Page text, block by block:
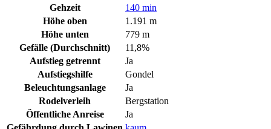
Gehzeit
140 min
Höhe oben
1.191 m
Höhe unten
779 m
Gefälle (Durchschnitt)
11,8%
Aufstieg getrennt
Ja
Aufstiegshilfe
Gondel
Beleuchtungsanlage
Ja
Rodelverleih
Bergstation
Öffentliche Anreise
Ja